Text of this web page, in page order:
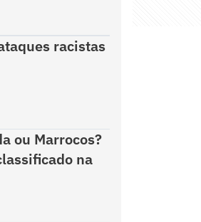
racistas
ou Marrocos?
na